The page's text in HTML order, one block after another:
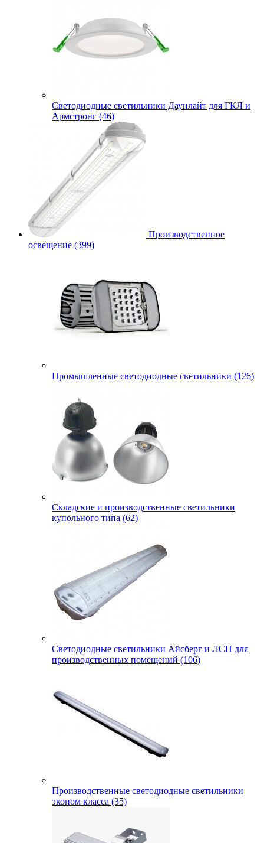
Cветодиодные светильники Даунлайт для ГКЛ и
Армстронг (46)
Производственное
освещение (399)
Промышленные светодиодные светильники (126)
Складские и производственные светильники
купольного типа (62)
Светодиодные светильники Айсберг и ЛСП для
производственных помещений (106)
Производственные светодиодные светильники
эконом класса (35)